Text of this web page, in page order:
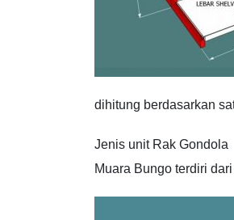
dihitung berdasarkan
Jenis unit Rak Gondola
Muara Bungo terdiri